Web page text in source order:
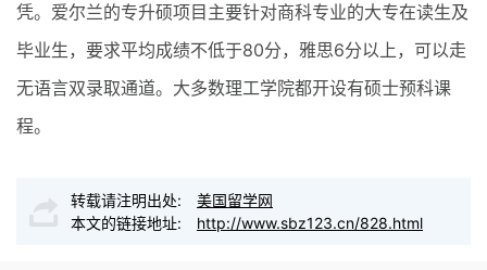
凭。爱尔兰的专升硕项目主要针对商科专业的大专在读生及
毕业生，要求平均成绩不低于80分，雅思6分以上，可以走
无语言双录取通道。大多数理工学院都开设有硕士预科课
程。
转载请注明出处:
美国留学网
本文的链接地址:
http://www.sbz123.cn/828.html